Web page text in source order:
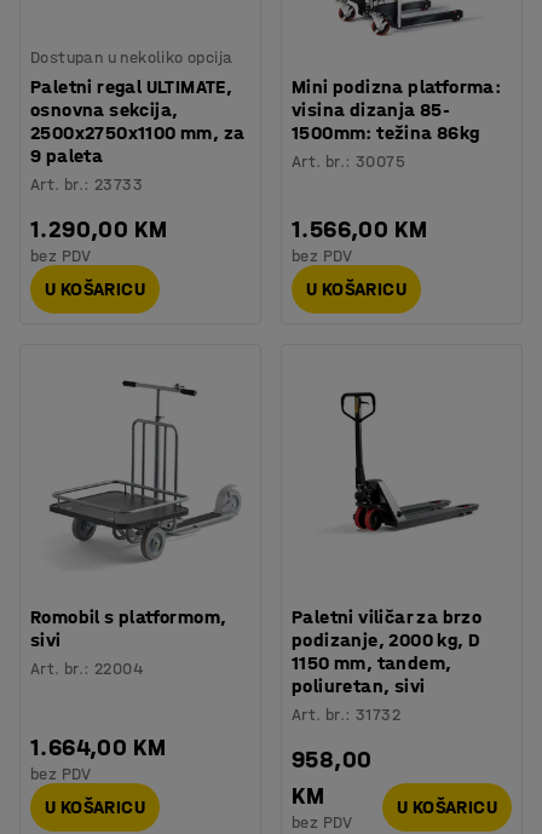
Dostupan u nekoliko opcija
Paletni regal ULTIMATE,
osnovna sekcija,
2500x2750x1100 mm, za
9 paleta
Art. br.: 23733
1.290,00 KM
bez PDV
U KOŠARICU
Mini podizna platforma:
visina dizanja 85-
1500mm: težina 86kg
Art. br.:30075
1.566,00 KM
bez PDV
U KOŠARICU
Romobil s platformom,
sivi
Art. br.: 22004
1.664,00 KM
bez PDV
U KOŠARICU
Paletni viličar za brzo
podizanje, 2000 kg, D
1150 mm, tandem,
poliuretan, sivi
Art. br.:31732
958,00
KM
bez PDV
U KOŠARICU